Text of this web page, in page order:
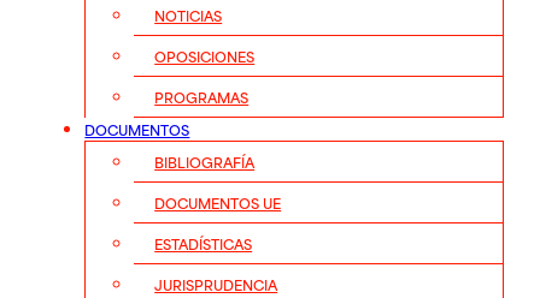
NOTICIAS
OPOSICIONES
PROGRAMAS
DOCUMENTOS
BIBLIOGRAFÍA
DOCUMENTOS UE
ESTADÍSTICAS
JURISPRUDENCIA